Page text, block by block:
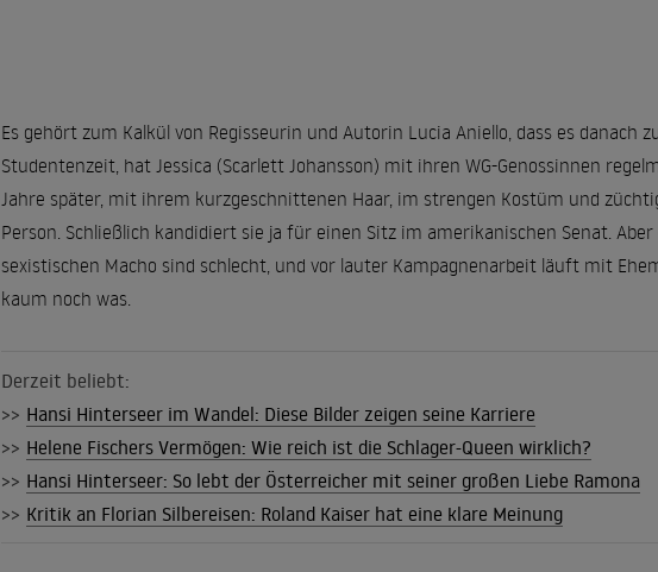
Es gehört zum Kalkül von Regisseurin und Autorin Lucia Aniello, dass es danach
Studentenzeit, hat Jessica (Scarlett Johansson) mit ihren WG-Genossinnen
Jahre später, mit ihrem kurzgeschnittenen Haar, im strengen Kostüm und
Person. Schließlich kandidiert sie ja für einen Sitz im amerikanischen Senat.
sexistischen Macho sind schlecht, und vor lauter Kampagnenarbeit läuft mit
kaum noch was.
Derzeit beliebt:
>> Hansi Hinterseer im Wandel: Diese Bilder zeigen seine Karriere
>> Helene Fischers Vermögen: Wie reich ist die Schlager-Queen wirklich?
>> Hansi Hinterseer: So lebt der Österreicher mit seiner großen Liebe Ramona
>> Kritik an Florian Silbereisen: Roland Kaiser hat eine klare Meinung